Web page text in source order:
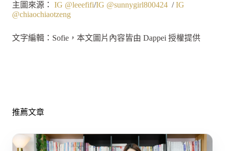
主圖來源： IG @leeefifi/IG @sunnygirl800424 /IG
@chiaochiaotzeng
文字編輯：Sofie，本文圖片內容皆由 Dappei 授權提供
推薦文章